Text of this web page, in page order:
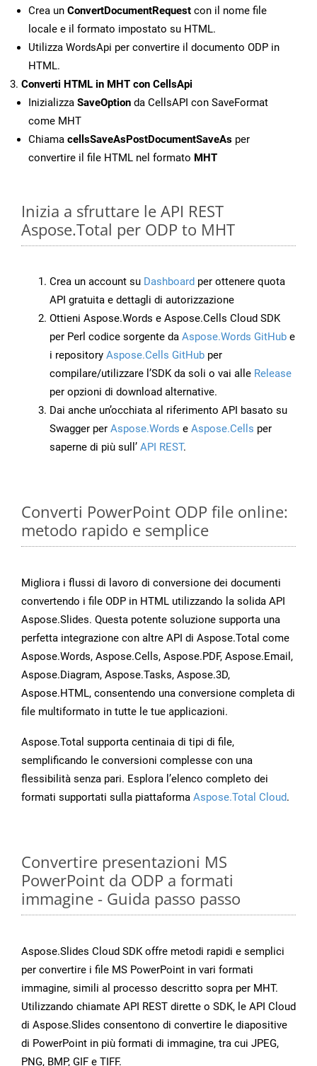
Crea un ConvertDocumentRequest con il nome file
locale e il formato impostato su HTML.
Utilizza WordsApi per convertire il documento ODP in
HTML.
Converti HTML in MHT con CellsApi
Inizializza SaveOption da CellsAPI con SaveFormat
come MHT
Chiama cellsSaveAsPostDocumentSaveAs per
convertire il file HTML nel formato MHT
Inizia a sfruttare le API REST
Aspose.Total per ODP to MHT
Crea un account su Dashboard per ottenere quota
API gratuita e dettagli di autorizzazione
Ottieni Aspose.Words e Aspose.Cells Cloud SDK
per Perl codice sorgente da Aspose.Words GitHub e
i repository Aspose.Cells GitHub per
compilare/utilizzare l’SDK da soli o vai alle Release
per opzioni di download alternative.
Dai anche un’occhiata al riferimento API basato su
Swagger per Aspose.Words e Aspose.Cells per
saperne di più sull’ API REST.
Converti PowerPoint ODP file online:
metodo rapido e semplice
Migliora i flussi di lavoro di conversione dei documenti
convertendo i file ODP in HTML utilizzando la solida API
Aspose.Slides. Questa potente soluzione supporta una
perfetta integrazione con altre API di Aspose.Total come
Aspose.Words, Aspose.Cells, Aspose.PDF, Aspose.Email,
Aspose.Diagram, Aspose.Tasks, Aspose.3D,
Aspose.HTML, consentendo una conversione completa di
file multiformato in tutte le tue applicazioni.
Aspose.Total supporta centinaia di tipi di file,
semplificando le conversioni complesse con una
flessibilità senza pari. Esplora l’elenco completo dei
formati supportati sulla piattaforma Aspose.Total Cloud.
Convertire presentazioni MS
PowerPoint da ODP a formati
immagine - Guida passo passo
Aspose.Slides Cloud SDK offre metodi rapidi e semplici
per convertire i file MS PowerPoint in vari formati
immagine, simili al processo descritto sopra per MHT.
Utilizzando chiamate API REST dirette o SDK, le API Cloud
di Aspose.Slides consentono di convertire le diapositive
di PowerPoint in più formati di immagine, tra cui JPEG,
PNG, BMP, GIF e TIFF.